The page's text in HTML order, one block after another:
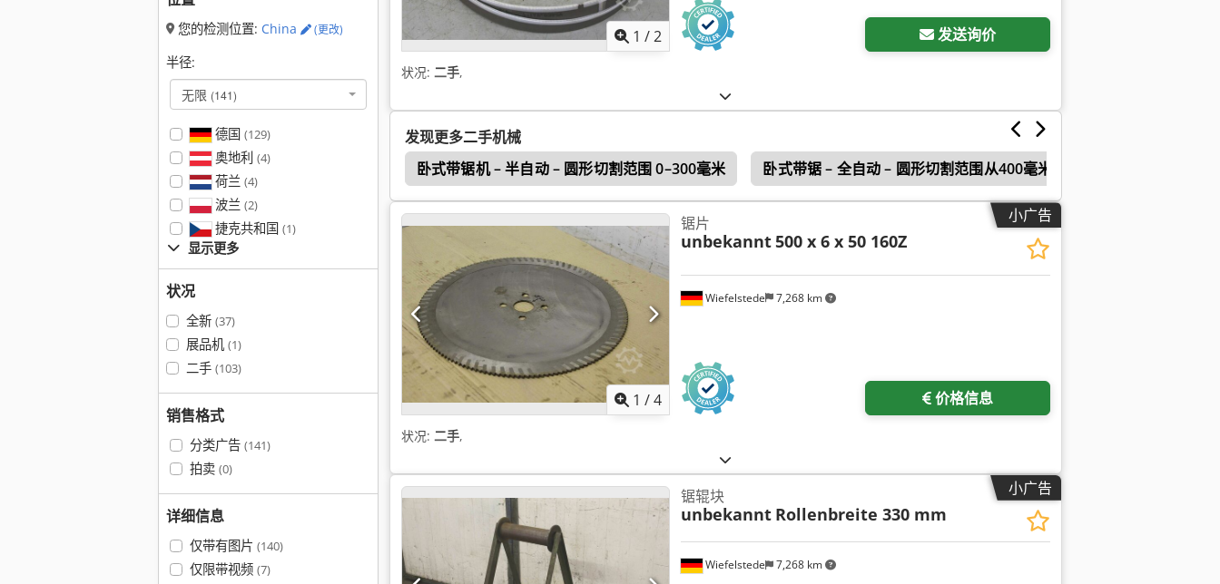
您的检测位置: China (更改)
半径:
无限 (141)
德国 (129)
奥地利 (4)
荷兰 (4)
波兰 (2)
捷克共和国 (1)
显示更多
状况
全新 (37)
展品机 (1)
二手 (103)
销售格式
分类广告 (141)
拍卖 (0)
详细信息
仅带有图片 (140)
仅限带视频 (7)
1 /2 发送询价
状况: 二手,
发现更多二手机械
卧式带锯机 – 半自动 – 圆形切割范围 0–300毫米
卧式带锯 – 全自动 – 圆形切割范围从400毫米起
小广告
1 /4
Wiefelstede 7,268 km
锯片
unbekannt500 x 6 x 50 160Z
价格信息
状况: 二手,
小广告
Wiefelstede 7,268 km
锯辊块
unbekannt Rollenbreite 330 mm